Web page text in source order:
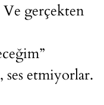
Ve gerçekten
etmiyorlar.